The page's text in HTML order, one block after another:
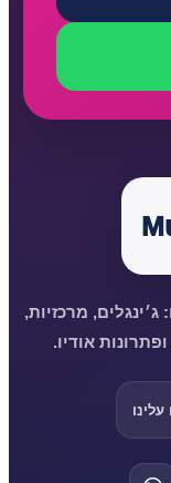
מרכזיות,
אודיו.